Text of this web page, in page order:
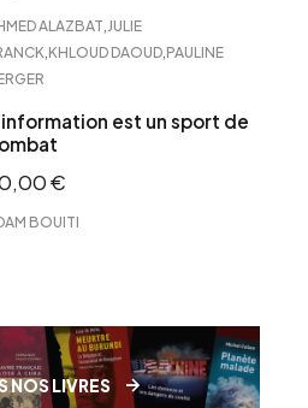
ALAZBAT JULIE
KHLOUD DAOUD PAULINE
est un sport de
€
BOUITI
NOS LIVRES